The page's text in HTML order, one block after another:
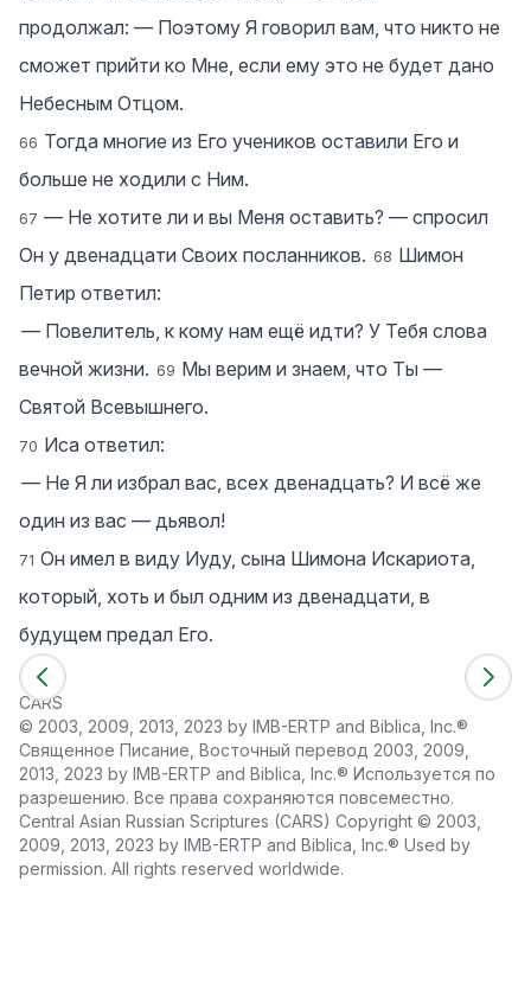
продолжал: — Поэтому Я говорил вам, что никто не
сможет прийти ко Мне, если ему это не будет дано
Небесным Отцом.
66 Тогда многие из Его учеников оставили Его и
больше не ходили с Ним.
67 ― Не хотите ли и вы Меня оставить? — спросил
Он у двенадцати Своих посланников. 68 Шимон
Петир ответил:
― Повелитель, к кому нам ещё идти? У Тебя слова
вечной жизни. 69 Мы верим и знаем, что Ты —
Святой Всевышнего.
70 Иса ответил:
― Не Я ли избрал вас, всех двенадцать? И всё же
один из вас — дьявол!
71 Он имел в виду Иуду, сына Шимона Искариота,
который, хоть и был одним из двенадцати, в
будущем предал Его.
CARS
© 2003, 2009, 2013, 2023 by IMB-ERTP and Biblica, Inc.®
Священное Писание, Восточный перевод 2003, 2009,
2013, 2023 by IMB-ERTP and Biblica, Inc.® Используется по
разрешению. Все права сохраняются повсеместно.
Central Asian Russian Scriptures (CARS) Copyright © 2003,
2009, 2013, 2023 by IMB-ERTP and Biblica, Inc.® Used by
permission. All rights reserved worldwide.